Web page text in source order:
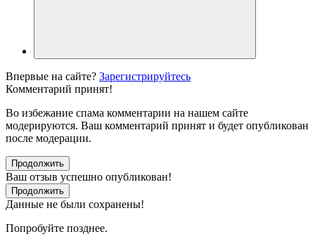
Впервые на сайте? Зарегистрируйтесь
Комментарий принят!
Во избежание спама комментарии на нашем сайте
модерируются. Ваш комментарий принят и будет опубликован
после модерации.
Продолжить
Ваш отзыв успешно опубликован!
Продолжить
Данные не были сохранены!
Попробуйте позднее.